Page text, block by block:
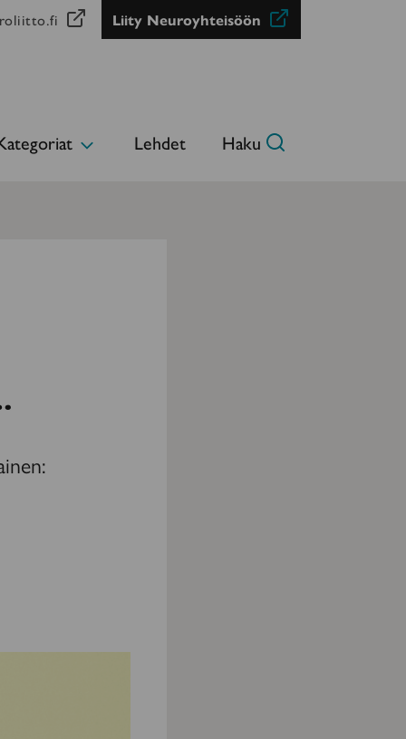
Liity Neuroyhteisöön
Lehdet Haku